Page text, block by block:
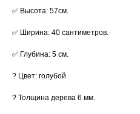
✅ Высота: 57см.
✅ Ширина: 40 сантиметров.
✅ Глубина: 5 см.
? Цвет: голубой
? Толщина дерева 6 мм.